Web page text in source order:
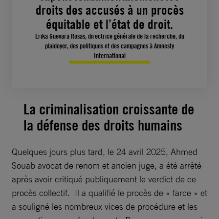
droits des accusés à un procès
équitable et l’état de droit.
Erika Guevara Rosas, directrice générale de la recherche, du
plaidoyer, des politiques et des campagnes à Amnesty
International
La criminalisation croissante de
la défense des droits humains
Quelques jours plus tard, le 24 avril 2025, Ahmed
Souab avocat de renom et ancien juge, a été arrêté
après avoir critiqué publiquement le verdict de ce
procès collectif. Il a qualifié le procès de « farce » et
a souligné les nombreux vices de procédure et les